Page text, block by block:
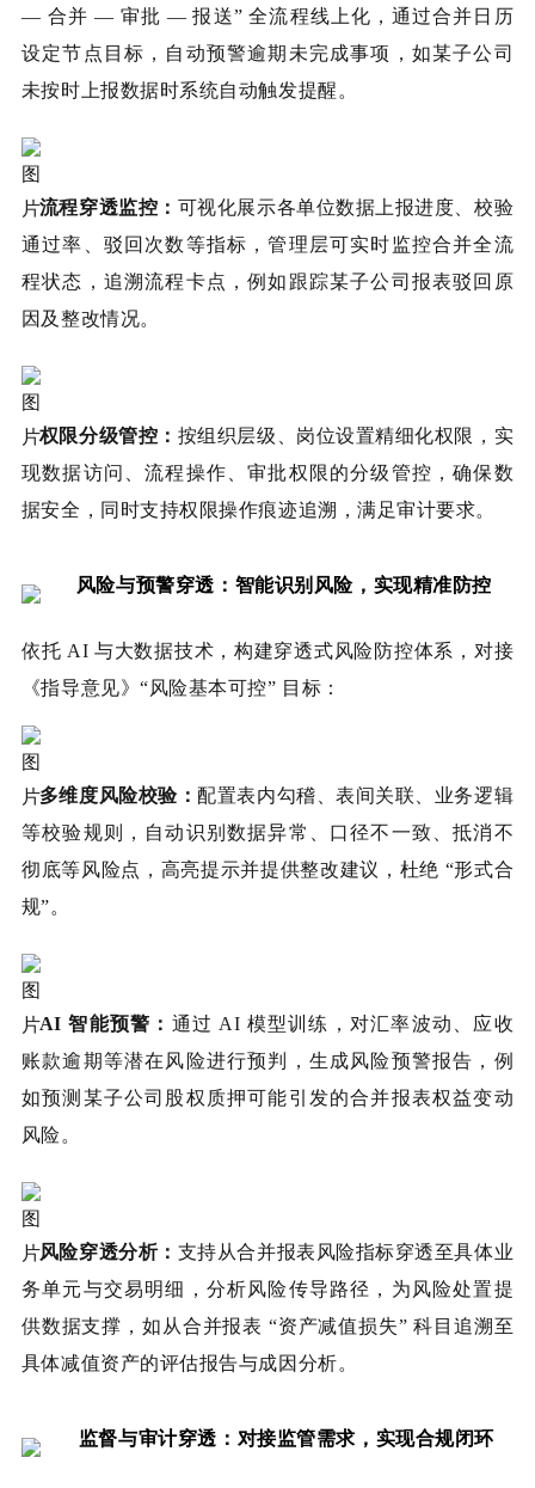
— 合并 — 审批 — 报送” 全流程线上化，通过合并日历
设定节点目标，自动预警逾期未完成事项，如某子公司
未按时上报数据时系统自动触发提醒。
流程穿透监控： 可视化展示各单位数据上报进度、校验
通过率、驳回次数等指标，管理层可实时监控合并全流
程状态，追溯流程卡点，例如跟踪某子公司报表驳回原
因及整改情况。
权限分级管控： 按组织层级、岗位设置精细化权限，实
现数据访问、流程操作、审批权限的分级管控，确保数
据安全，同时支持权限操作痕迹追溯，满足审计要求。
风险与预警穿透：智能识别风险，实现精准防控
依托 AI 与大数据技术，构建穿透式风险防控体系，对接
《指导意见》“风险基本可控” 目标：
多维度风险校验：配置表内勾稽、表间关联、业务逻辑
等校验规则，自动识别数据异常、口径不一致、抵消不
彻底等风险点，高亮提示并提供整改建议，杜绝 “形式合
规”。
AI 智能预警： 通过 AI 模型训练，对汇率波动、应收
账款逾期等潜在风险进行预判，生成风险预警报告，例
如预测某子公司股权质押可能引发的合并报表权益变动
风险。
风险穿透分析： 支持从合并报表风险指标穿透至具体业
务单元与交易明细，分析风险传导路径，为风险处置提
供数据支撑，如从合并报表 “资产减值损失” 科目追溯至
具体减值资产的评估报告与成因分析。
监督与审计穿透：对接监管需求，实现合规闭环